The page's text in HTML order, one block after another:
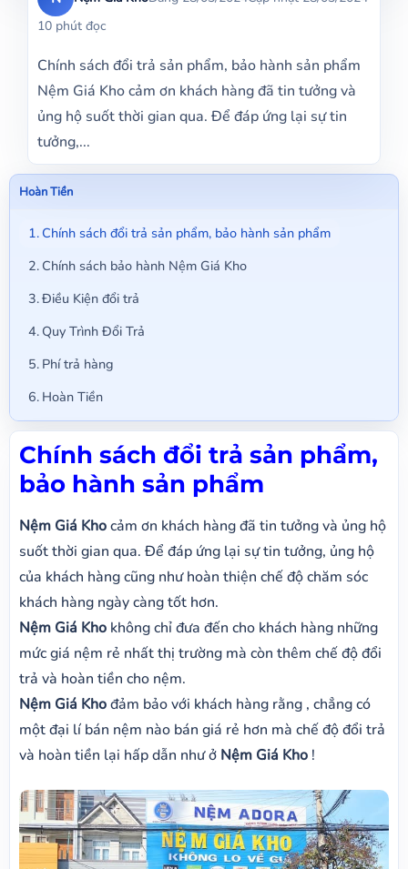
10 phút đọc
Chính sách đổi trả sản phẩm, bảo hành sản phẩm
Nệm Giá Kho cảm ơn khách hàng đã tin tưởng và
ủng hộ suốt thời gian qua. Để đáp ứng lại sự tin
tưởng,...
Hoàn Tiền
Chính sách đổi trả sản phẩm, bảo hành sản phẩm
Chính sách bảo hành Nệm Giá Kho
Điều Kiện đổi trả
Quy Trình Đổi Trả
Phí trả hàng
Hoàn Tiền
Chính sách đổi trả sản phẩm,
bảo hành sản phẩm
Nệm Giá Khocảm ơn khách hàng đã tin tưởng và ủng hộ
suốt thời gian qua. Để đáp ứng lại sự tin tưởng, ủng hộ
của khách hàng cũng như hoàn thiện chế độ chăm sóc
khách hàng ngày càng tốt hơn.
Nệm Giá Kho không chỉ đưa đến cho khách hàng những
mức giá nệm rẻ nhất thị trường mà còn thêm chế độ đổi
trả và hoàn tiền cho nệm.
Nệm Giá Khođảm bảo với khách hàng rằng , chẳng có
một đại lí bán nệm nào bán giá rẻ hơn mà chế độ đổi trả
và hoàn tiền lại hấp dẫn như ở Nệm Giá Kho !